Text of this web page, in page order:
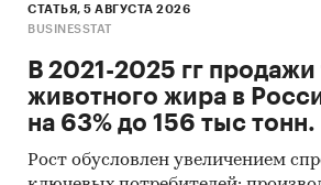
Материалы и базы данных
(United Nations Statistics
Commodity Trade Statistics,
Commodity Statistics, Food
Organization и др.).
Материалы
Фонда (International
СТАТЬЯ, 5 АВГУСТА 2026
BUSINESSTAT
В 2021-2025 гг продажи
животного жира в
на 63% до 156 тыс тонн.
Рост обусловлен увеличением